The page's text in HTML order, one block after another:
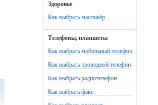
Здоровье
Как выбрать массажёр
Телефоны, планшеты
Как выбрать мобильный телефон
Как выбрать проводной телефон
Как выбрать радиотелефон
Как выбрать факс